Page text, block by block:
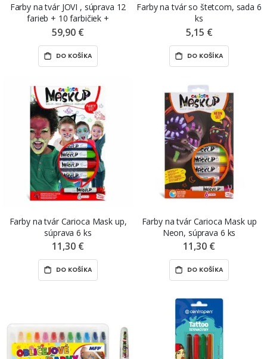
Farby na tvár JOVI , súprava 12
farieb + 10 farbičiek +
príslušenstvo v plastovom boxe
59,90 €
DO KOŠÍKA
Farby na tvár so štetcom, sada 6
ks
5,15 €
DO KOŠÍKA
Farby na tvár Carioca Mask up,
súprava 6 ks
11,30 €
DO KOŠÍKA
Farby na tvár Carioca Mask up
Neon, súprava 6 ks
11,30 €
DO KOŠÍKA